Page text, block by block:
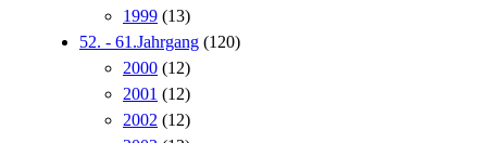
1999 (13)
52. - 61.Jahrgang (120)
2000 (12)
2001 (12)
2002 (12)